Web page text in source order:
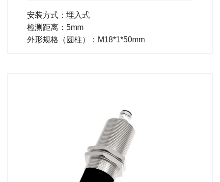
安装方式：埋入式
检测距离：5mm
外形规格（圆柱）：M18*1*50mm